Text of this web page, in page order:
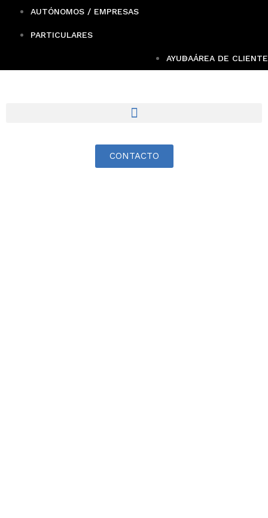
AUTÓNOMOS / EMPRESAS
PARTICULARES
ÁREA DE CLIENTE
AYUDA
CONTACTO